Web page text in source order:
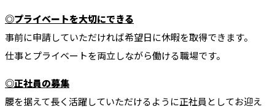
◎プライベートを大切にできる
事前に申請していただければ希望日に休暇を取得できます。
仕事とプライベートを両立しながら働ける職場です。
◎正社員の募集
腰を据えて長く活躍していただけるように正社員としてお迎え